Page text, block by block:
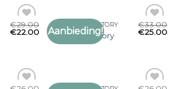
Toevoegen
€29.00
€22.00 Aanbieding!
Toevoegen
SJAAL KNIT FACTORY
sjaal knit factory
€33.00
€25.00